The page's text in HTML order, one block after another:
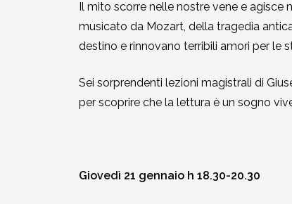
Il mito scorre nelle nostre vene e agisce
musicato da Mozart, della tragedia
destino e rinnovano terribili amori per le
Sei sorprendenti lezioni magistrali di
per scoprire che la lettura è un sogno
Giovedì 21 gennaio h 18.30-20.30